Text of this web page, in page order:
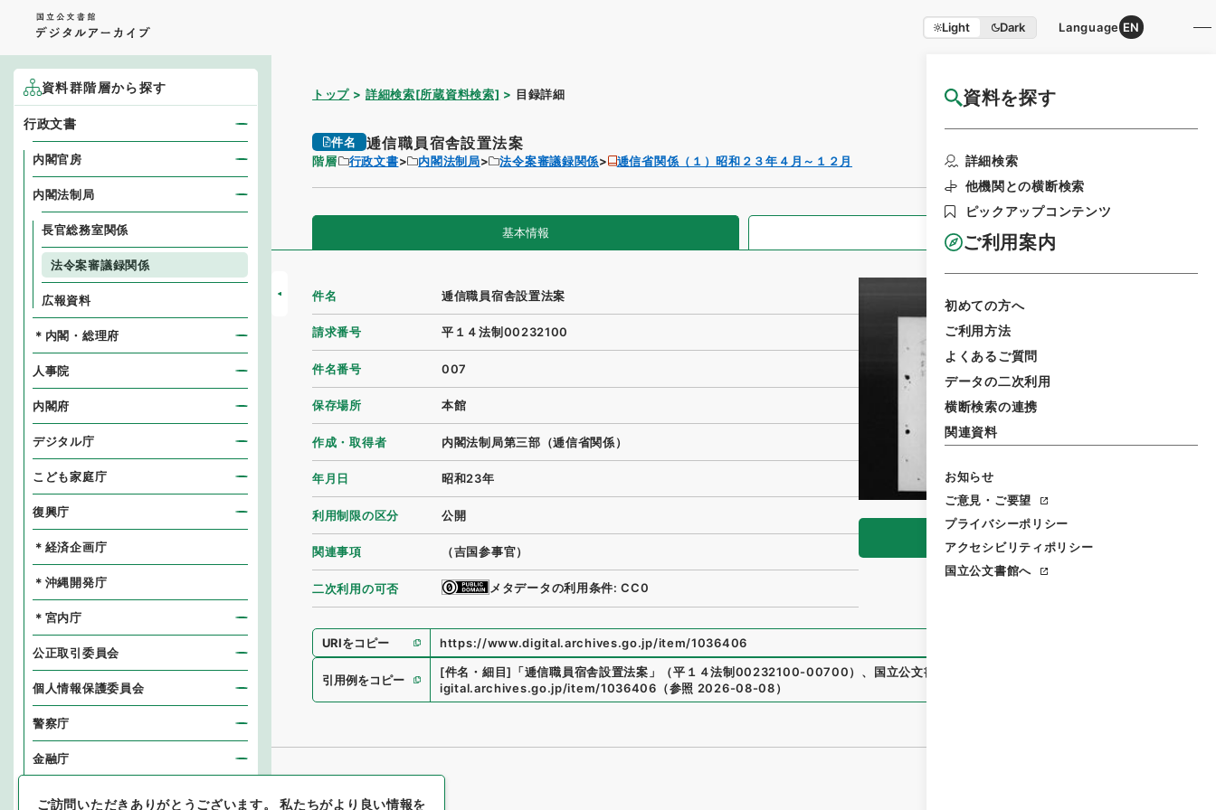
Light Dark Language EN
資料を探す
詳細検索
他機関との横断検索
ピックアップコンテンツ
ご利用案内
初めての方へ
ご利用方法
よくあるご質問
データの二次利用
横断検索の連携
関連資料
お知らせ
ご意見・ご要望
プライバシーポリシー
アクセシビリティポリシー
国立公文書館へ
トップ 詳細検索[所蔵資料検索] 目録詳細 国立公文書館HP利用案内
件名 逓信職員宿舎設置法案
階層 行政文書 内閣法制局 法令案審議録関係 逓信省関係（１）昭和２３年４月～１２月
基本情報 全ての情報
件名 逓信職員宿舎設置法案
請求番号 平１４法制00232100
件名番号 007
保存場所 本館
作成・取得者 内閣法制局第三部（逓信省関係）
年月日 昭和23年
利用制限の区分 公開
関連事項 （吉国参事官）
二次利用の可否 メタデータの利用条件: CC0
URIをコピー https://www.digital.archives.go.jp/item/1036406
引用例をコピー
[件名・細目] 「逓信職員宿舎設置法案 」 （平１４法制00232100-00700） 、 国立公文書館デジタルアーカイブ
igital.archives.go.jp/item/1036406 （参照 2026-08-08）
資料群階層から探す
行政文書
内閣官房
内閣法制局
長官総務室関係
法令案審議録関係
広報資料
＊内閣・総理府
人事院
内閣府
デジタル庁
こども家庭庁
復興庁
＊経済企画庁
＊沖縄開発庁
＊宮内庁
公正取引委員会
個人情報保護委員会
警察庁
金融庁
ご訪問いただきありがとうございます。私たちがより良い情報を